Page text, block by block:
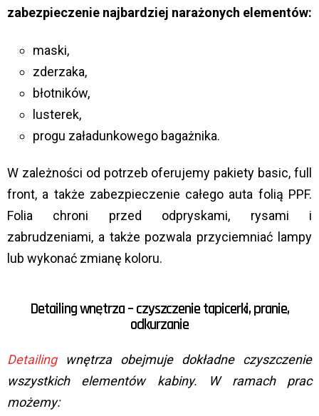
zabezpieczenie najbardziej narażonych elementów:
maski,
zderzaka,
błotników,
lusterek,
progu załadunkowego bagażnika.
W zależności od potrzeb oferujemy pakiety basic, full
front, a także zabezpieczenie całego auta folią PPF.
Folia chroni przed odpryskami, rysami i
zabrudzeniami, a także pozwala przyciemniać lampy
lub wykonać zmianę koloru.
Detailing wnętrza – czyszczenie tapicerki, pranie,
odkurzanie
Detailingwnętrza obejmuje dokładne czyszczenie
wszystkich elementów kabiny. W ramach prac
możemy: